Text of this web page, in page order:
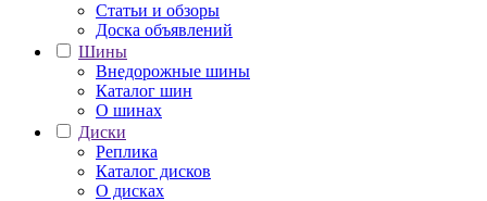
Статьи и обзоры
Доска объявлений
Шины
Внедорожные шины
Каталог шин
О шинах
Диски
Реплика
Каталог дисков
О дисках